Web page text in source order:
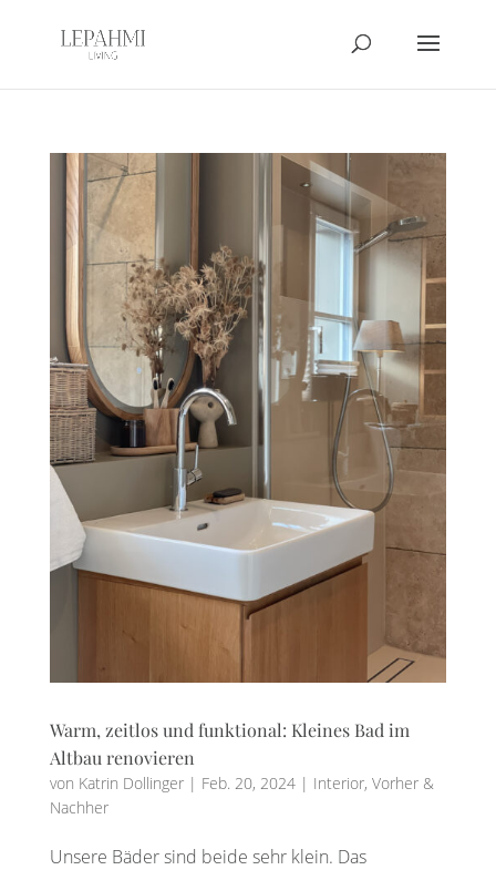
Warm, zeitlos und funktional: Kleines Bad im
Altbau renovieren
von Katrin Dollinger| Feb. 20, 2024| Interior, Vorher &
Nachher
Unsere Bäder sind beide sehr klein. Das